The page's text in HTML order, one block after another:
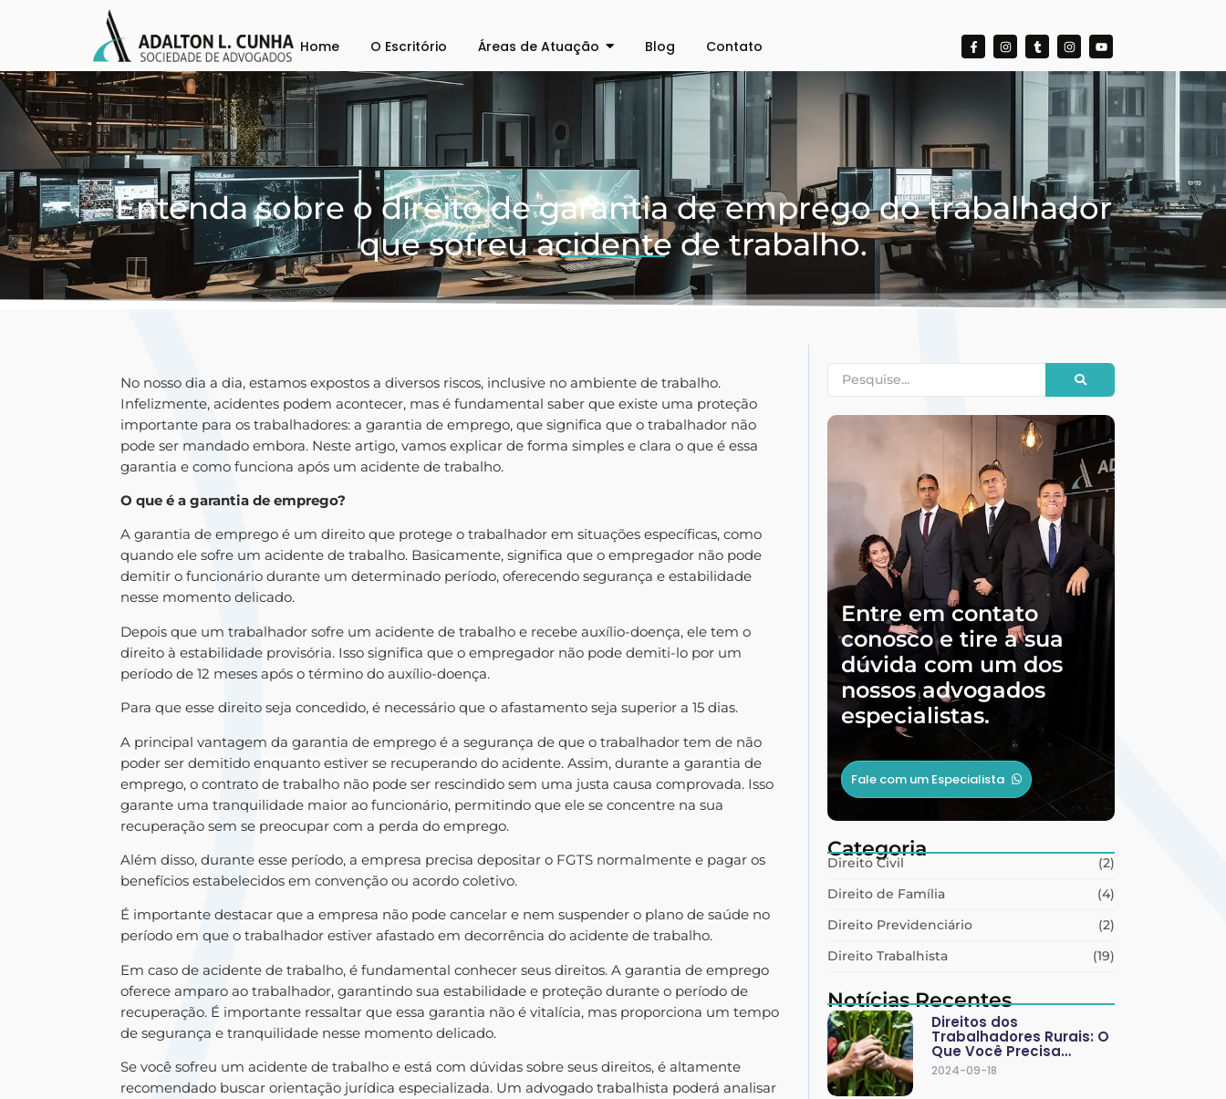
Home O Escritório Áreas de Atuação Blog Contato
Entenda sobre o direito de garantia de emprego do trabalhador
que sofreu acidente de trabalho.
No nosso dia a dia, estamos expostos a diversos riscos, inclusive no ambiente de trabalho.
Infelizmente, acidentes podem acontecer, mas é fundamental saber que existe uma proteção
importante para os trabalhadores: a garantia de emprego, que significa que o trabalhador não
pode ser mandado embora. Neste artigo, vamos explicar de forma simples e clara o que é essa
garantia e como funciona após um acidente de trabalho.
O que é a garantia de emprego?
A garantia de emprego é um direito que protege o trabalhador em situações específicas, como
quando ele sofre um acidente de trabalho. Basicamente, significa que o empregador não pode
demitir o funcionário durante um determinado período, oferecendo segurança e estabilidade
nesse momento delicado.
Depois que um trabalhador sofre um acidente de trabalho e recebe auxílio-doença, ele tem o
direito à estabilidade provisória. Isso significa que o empregador não pode demiti-lo por um
período de 12 meses após o término do auxílio-doença.
Para que esse direito seja concedido, é necessário que o afastamento seja superior a 15 dias.
A principal vantagem da garantia de emprego é a segurança de que o trabalhador tem de não
poder ser demitido enquanto estiver se recuperando do acidente. Assim, durante a garantia de
emprego, o contrato de trabalho não pode ser rescindido sem uma justa causa comprovada. Isso
garante uma tranquilidade maior ao funcionário, permitindo que ele se concentre na sua
recuperação sem se preocupar com a perda do emprego.
Além disso, durante esse período, a empresa precisa depositar o FGTS normalmente e pagar os
benefícios estabelecidos em convenção ou acordo coletivo.
É importante destacar que a empresa não pode cancelar e nem suspender o plano de saúde no
período em que o trabalhador estiver afastado em decorrência do acidente de trabalho.
Em caso de acidente de trabalho, é fundamental conhecer seus direitos. A garantia de emprego
oferece amparo ao trabalhador, garantindo sua estabilidade e proteção durante o período de
recuperação. É importante ressaltar que essa garantia não é vitalícia, mas proporciona um tempo
de segurança e tranquilidade nesse momento delicado.
Se você sofreu um acidente de trabalho e está com dúvidas sobre seus direitos, é altamente
recomendado buscar orientação jurídica especializada. Um advogado trabalhista poderá analisar
Entre em contato
conosco e tire a sua
dúvida com um dos
nossos advogados
especialistas.
Fale com um Especialista
Categoria
Direito Civil
(2)
Direito de Família
(4)
Direito Previdenciário
(2)
Direito Trabalhista
(19)
Notícias Recentes
Direitos dos
Trabalhadores Rurais: O
Que Você Precisa…
2024-09-18